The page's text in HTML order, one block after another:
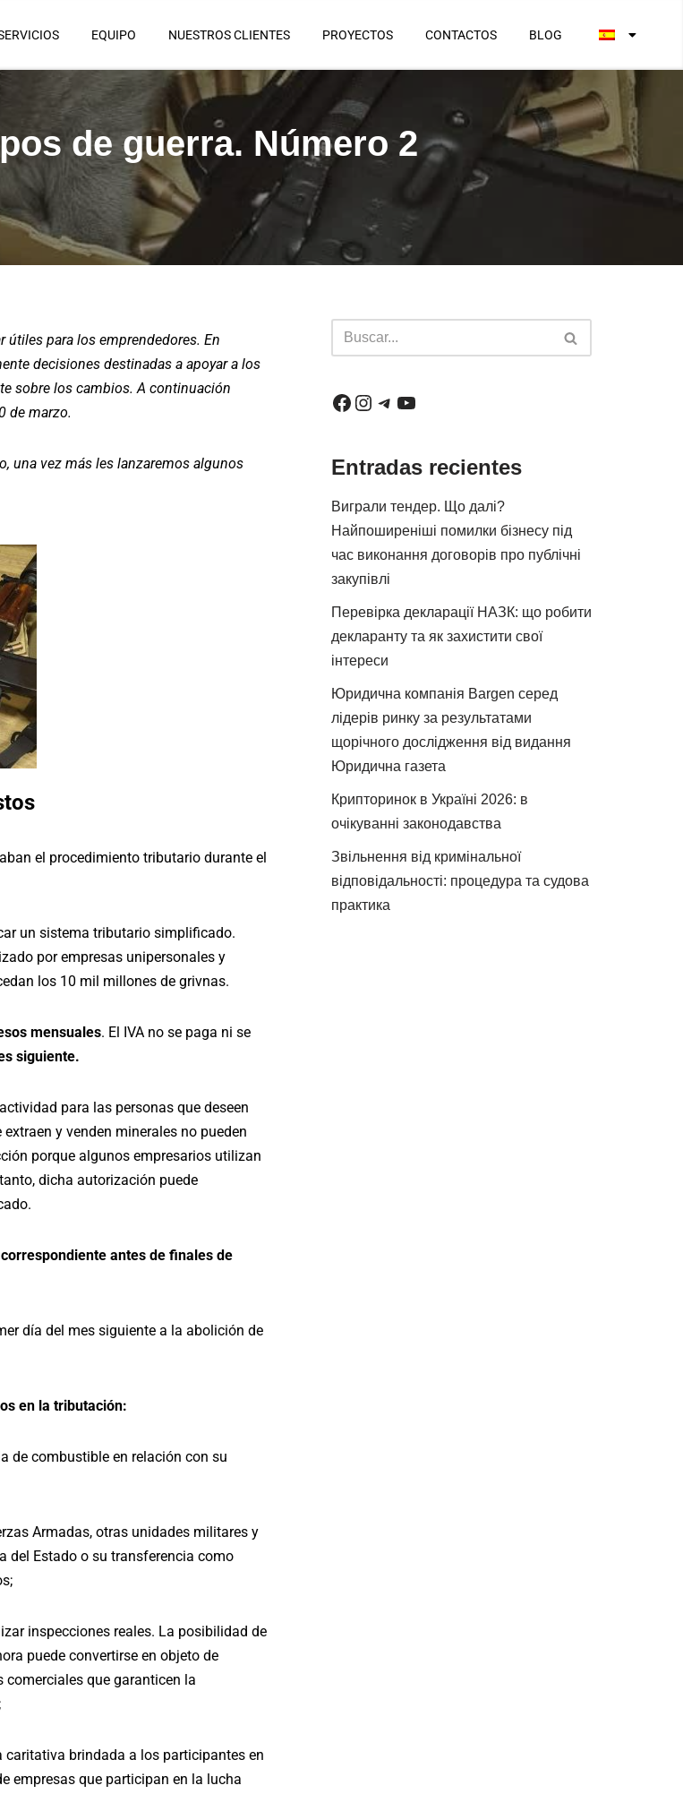
EQUIPO NUESTROS CLIENTES PROYECTOS CONTACTOS BLOG
de guerra. Número 2
útiles para los emprendedores. En
decisiones destinadas a apoyar a los
sobre los cambios. A continuación
de marzo.
una vez más les lanzaremos algunos
el procedimiento tributario durante el
un sistema tributario simplificado.
por empresas unipersonales y
los 10 mil millones de grivnas.
mensuales. El IVA no se paga ni se
siguiente.
para las personas que deseen
y venden minerales no pueden
porque algunos empresarios utilizan
dicha autorización puede
antes de finales de
día del mes siguiente a la abolición de
en la tributación:
de combustible en relación con su
Armadas, otras unidades militares y
del Estado o su transferencia como
inspecciones reales. La posibilidad de
puede convertirse en objeto de
comerciales que garanticen la
brindada a los participantes en
empresas que participan en la lucha
Entradas recientes
Виграли тендер. Що далі?
Найпоширеніші помилки бізнесу під
час виконання договорів про публічні
закупівлі
Перевірка декларації НАЗК: що робити
декларанту та як захистити свої
інтереси
Юридична компанія Bargen серед
лідерів ринку за результатами
щорічного дослідження від видання
Юридична газета
Крипторинок в Україні 2026: в
очікуванні законодавства
Звільнення від кримінальної
відповідальності: процедура та судова
практика